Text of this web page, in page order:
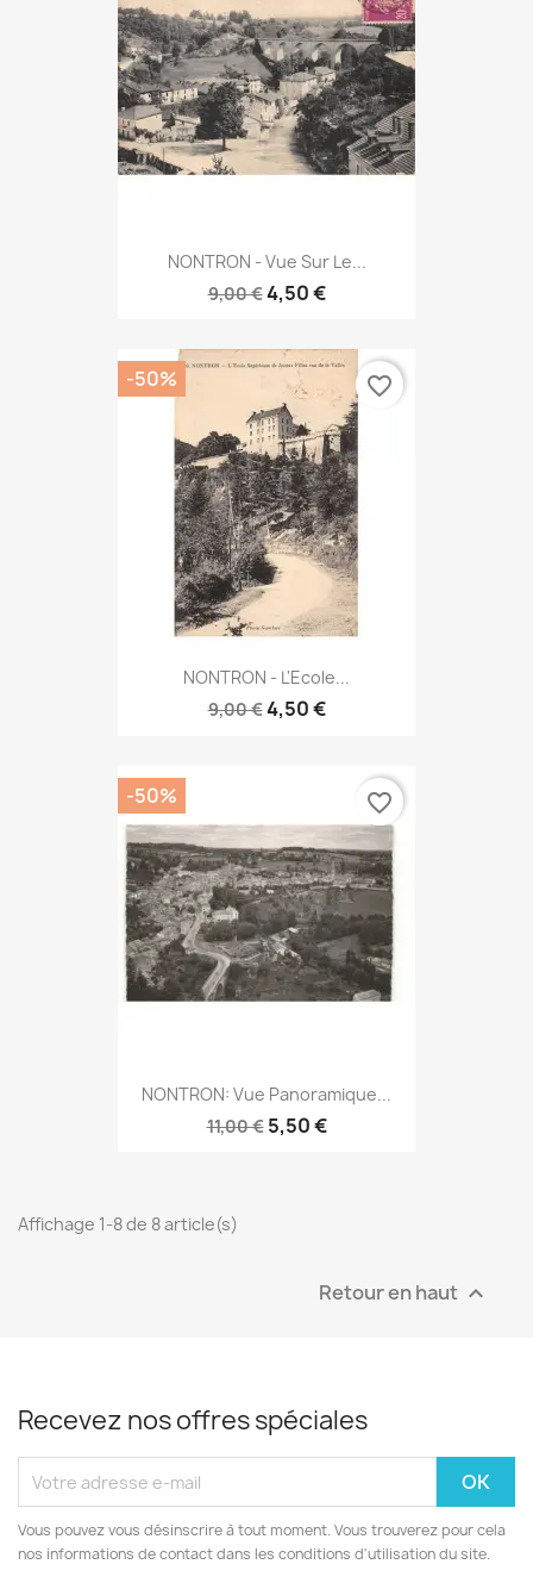
NONTRON - Vue Sur Le...
9,00 €4,50 €
NONTRON - L'Ecole...
9,00 €4,50 €
-50% favorite_border
NONTRON: Vue Panoramique...
11,00 € 5,50 €
-50% favorite_border
Affichage 1-8 de 8 article(s)
Retour en haut 
Recevez nos offres spéciales
Vous pouvez vous désinscrire à tout moment. Vous trouverez pour cela
nos informations de contact dans les conditions d'utilisation du site.